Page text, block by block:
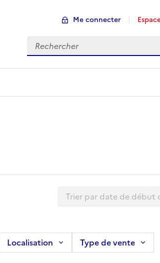
Me connecter
Trier la liste
Localisation Type de vente